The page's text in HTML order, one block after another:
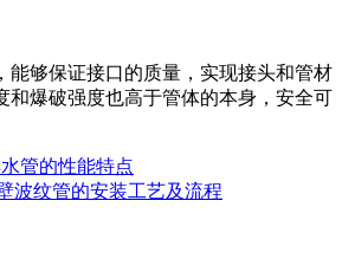
能够保证接口的质量，实现接头和管材
和爆破强度也高于管体的本身，安全可
管的性能特点
波纹管的安装工艺及流程